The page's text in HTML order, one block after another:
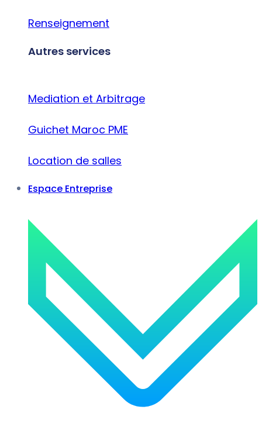
Renseignement
Autres services
Mediation et Arbitrage
Guichet Maroc PME
Location de salles
Espace Entreprise